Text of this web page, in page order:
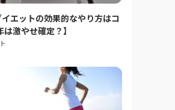
エットの効果的なやり方はコ
激やせ確定？】